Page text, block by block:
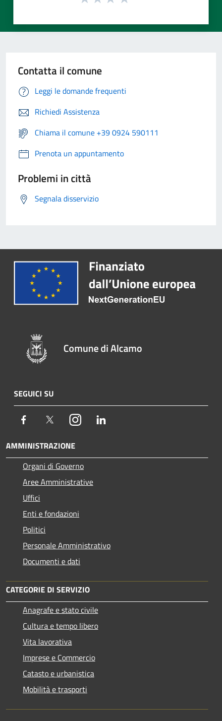
Contatta il comune
Leggi le domande frequenti
Richiedi Assistenza
Chiama il comune +39 0924 590111
Prenota un appuntamento
Problemi in città
Segnala disservizio
Comune di Alcamo
SEGUICI SU
Facebook TwitterInstagram
AMMINISTRAZIONE
Organi di Governo
Aree Amministrative
Uffici
Enti e fondazioni
Politici
Personale Amministrativo
Documenti e dati
CATEGORIE DI SERVIZIO
Anagrafe e stato civile
Cultura e tempo libero
Vita lavorativa
Imprese e Commercio
Catasto e urbanistica
Mobilità e trasporti